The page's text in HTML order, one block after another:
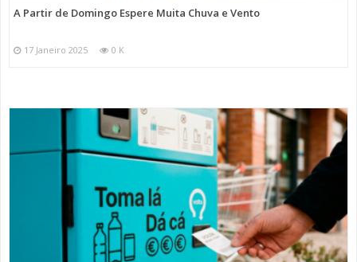
A Partir de Domingo Espere Muita Chuva e Vento
17 Janeiro 2025 0 K